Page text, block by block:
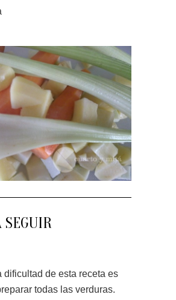
SEGUIR
dificultad de esta receta es
todas las verduras.